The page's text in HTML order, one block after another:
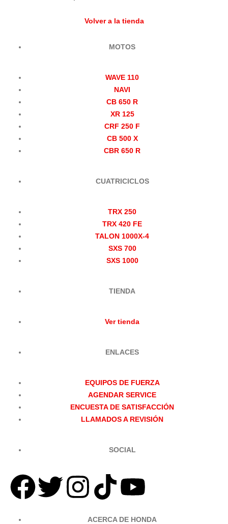
Volver a la tienda
MOTOS
WAVE 110
NAVI
CB 650 R
XR 125
CRF 250 F
CB 500 X
CBR 650 R
CUATRICICLOS
TRX 250
TRX 420 FE
TALON 1000X-4
SXS 700
SXS 1000
TIENDA
Ver tienda
ENLACES
EQUIPOS DE FUERZA
AGENDAR SERVICE
ENCUESTA DE SATISFACCIÓN
LLAMADOS A REVISIÓN
SOCIAL
ACERCA DE HONDA